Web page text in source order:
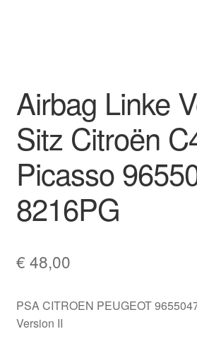
Lieferung
Mein Konto
Warenkorb
Airbag Linke
Sitz Citroën
Picasso
8216PG
€ 48,00
PSA CITROEN PEUGEOT
Version II